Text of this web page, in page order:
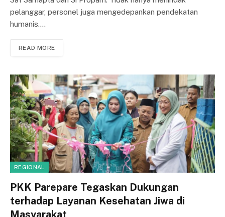
pelanggar, personel juga mengedepankan pendekatan
humanis.…
READ MORE
REGIONAL
PKK Parepare Tegaskan Dukungan
terhadap Layanan Kesehatan Jiwa di
Masyarakat